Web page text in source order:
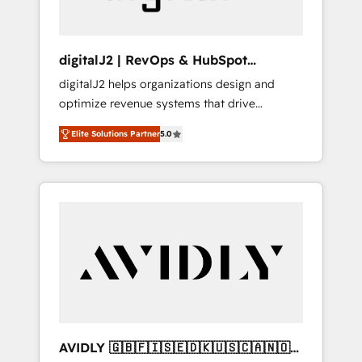
digitalJ2 | RevOps & HubSpot
Implementations
digitalJ2 helps organizations design and
optimize revenue systems that drive
scalable, predictable growth. As a triple-
accredited HubSpot Solutions Partner, we
specialize in both strategic RevOps planning
and hands-on technical execution - building
Services - Managed IT (MSP) - Franchises -
Professional Services - And more! How we
Custom integrations and workflow
Elite Solutions Partner5.0
AVIDLY 🇬🇧🇫🇮🇸🇪🇩🇰🇺🇸🇨🇦🇳🇴